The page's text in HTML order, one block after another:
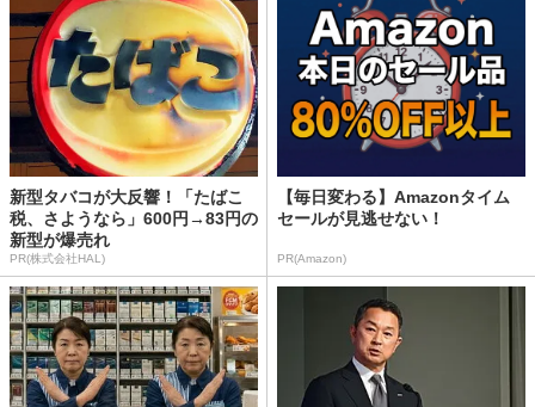
新型タバコが大反響！「たばこ
税、さようなら」600円→83円の
新型が爆売れ
PR(株式会社HAL)
【毎日変わる】Amazonタイム
セールが見逃せない！
PR(Amazon)